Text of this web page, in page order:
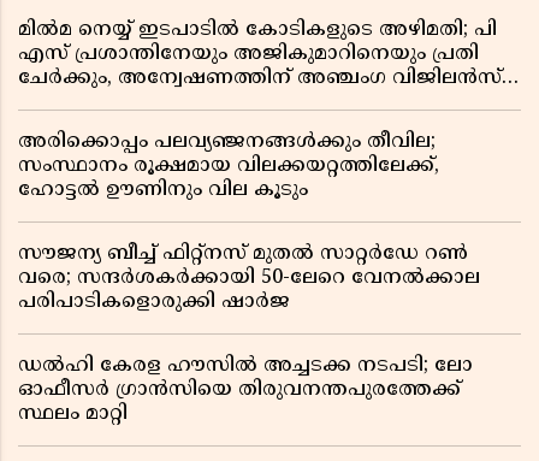
മിൽമ നെയ്യ് ഇടപാടിൽ കോടികളുടെ അഴിമതി; പി
എസ് പ്രശാന്തിനേയും അജികുമാറിനെയും പ്രതി
ചേർക്കും, അന്വേഷണത്തിന് അഞ്ചംഗ വിജിലൻസ്
അരിക്കൊപ്പം പലവ്യഞ്ജനങ്ങൾക്കും തീവില;
സംസ്ഥാനം രൂക്ഷമായ വിലക്കയറ്റത്തിലേക്ക്,
ഹോട്ടൽ ഊണിനും വില കൂടും
സൗജന്യ ബീച്ച് ഫിറ്റ്നസ് മുതൽ സാറ്റർഡേ റൺ
വരെ; സന്ദർശകർക്കായി 50-ലേറെ വേനൽക്കാല
പരിപാടികളൊരുക്കി ഷാർജ
ഡൽഹി കേരള ഹൗസിൽ അച്ചടക്ക നടപടി; ലോ
ഓഫീസർ ഗ്രാൻസിയെ തിരുവനന്തപുരത്തേക്ക്
സ്ഥലം മാറ്റി